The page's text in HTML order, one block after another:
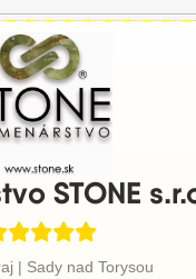
STONE
| Sady nad Torysou